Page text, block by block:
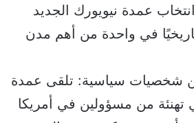
عمدة نيويورك الجديد
تاريخيًا في واحدة من أهم مدن
شخصيات سياسية: تلقى عمدة
تهنئة من مسؤولين في أمريكا